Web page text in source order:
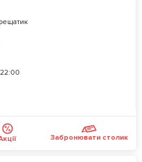
Забронювати столик